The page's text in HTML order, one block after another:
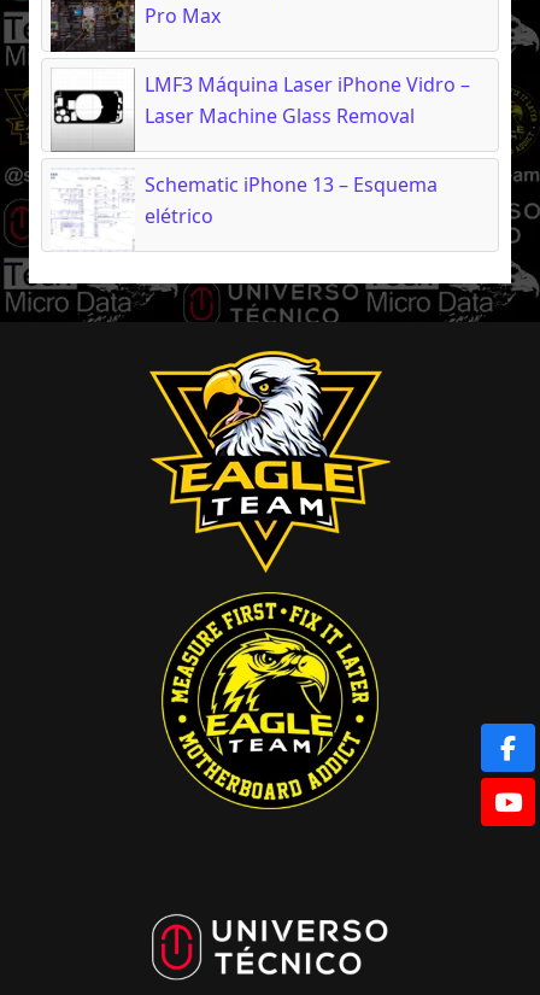
Pro Max
LMF3 Máquina Laser iPhone Vidro –
Laser Machine Glass Removal
Schematic iPhone 13 – Esquema
elétrico